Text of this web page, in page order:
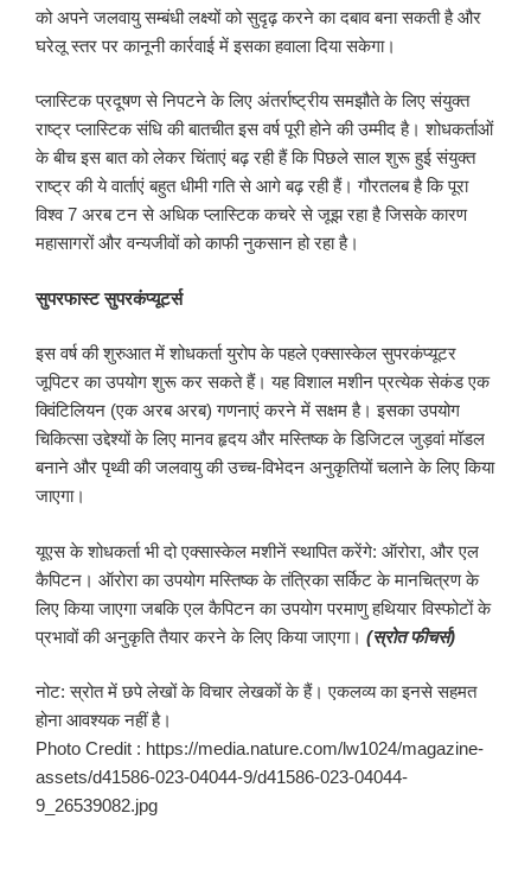
को अपने जलवायु सम्बंधी लक्ष्यों को सुदृढ़ करने का दबाव बना सकती है और
घरेलू स्तर पर कानूनी कार्रवाई में इसका हवाला दिया सकेगा।
प्लास्टिक प्रदूषण से निपटने के लिए अंतर्राष्ट्रीय समझौते के लिए संयुक्त
राष्ट्र प्लास्टिक संधि की बातचीत इस वर्ष पूरी होने की उम्मीद है। शोधकर्ताओं
के बीच इस बात को लेकर चिंताएं बढ़ रही हैं कि पिछले साल शुरू हुई संयुक्त
राष्ट्र की ये वार्ताएं बहुत धीमी गति से आगे बढ़ रही हैं। गौरतलब है कि पूरा
विश्व 7 अरब टन से अधिक प्लास्टिक कचरे से जूझ रहा है जिसके कारण
महासागरों और वन्यजीवों को काफी नुकसान हो रहा है।
सुपरफास्ट सुपरकंप्यूटर्स
इस वर्ष की शुरुआत में शोधकर्ता युरोप के पहले एक्सास्केल सुपरकंप्यूटर
जूपिटर का उपयोग शुरू कर सकते हैं। यह विशाल मशीन प्रत्येक सेकंड एक
क्विंटिलियन (एक अरब अरब) गणनाएं करने में सक्षम है। इसका उपयोग
चिकित्सा उद्देश्यों के लिए मानव हृदय और मस्तिष्क के डिजिटल जुड़वां मॉडल
बनाने और पृथ्वी की जलवायु की उच्च-विभेदन अनुकृतियों चलाने के लिए किया
जाएगा।
यूएस के शोधकर्ता भी दो एक्सास्केल मशीनें स्थापित करेंगे: ऑरोरा, और एल
कैपिटन। ऑरोरा का उपयोग मस्तिष्क के तंत्रिका सर्किट के मानचित्रण के
लिए किया जाएगा जबकि एल कैपिटन का उपयोग परमाणु हथियार विस्फोटों के
प्रभावों की अनुकृति तैयार करने के लिए किया जाएगा। (स्रोत फीचर्स)
नोट: स्रोत में छपे लेखों के विचार लेखकों के हैं। एकलव्य का इनसे सहमत
होना आवश्यक नहीं है।
Photo Credit : https://media.nature.com/lw1024/magazine-
assets/d41586-023-04044-9/d41586-023-04044-
9_26539082.jpg